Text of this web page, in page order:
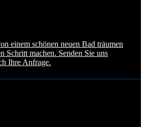
einem schönen neuen Bad träumen
Schritt machen. Senden Sie uns
Ihre Anfrage.